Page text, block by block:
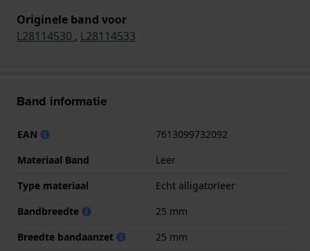
Originele band voor
L28114530 , L28114533
Band informatie
EAN
7613099732092
Materiaal Band
Leer
Type materiaal
Echt alligatorleer
Bandbreedte
25 mm
Breedte bandaanzet
25 mm